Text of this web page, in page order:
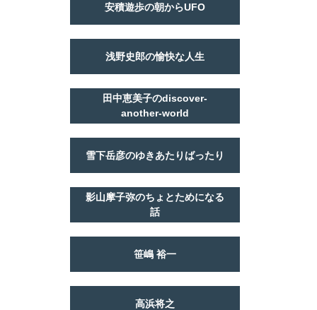
安積遊歩の朝からUFO
浅野史郎の愉快な人生
田中恵美子のdiscover-
another-world
雪下岳彦のゆきあたりばったり
影山摩子弥のちょとためになる
話
笹嶋 裕一
高浜将之